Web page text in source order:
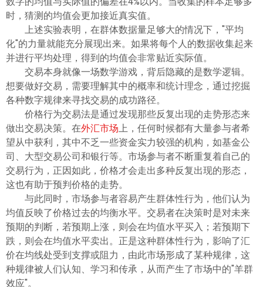
时，猜测的均值会更加接近真实值。
上述实验表明，在群体数据量足够大的情况下，"平均
化"的力量就能充分展现出来。如果将每个人的数据收集起来
并进行平均处理，得到的均值会非常贴近实际值。
交易本身就像一场数学游戏，背后隐藏的是数学逻辑。
想要做好交易，需要理解其中的概率和统计理念，通过挖掘
各种数字规律来寻找交易的成功路径。
价格行为交易法是通过发现那些反复出现的走势形态来
做出交易决策。在外汇市场上，任何时候都有大量参与者希
望从中获利，其中不乏一些资金实力较强的机构，如基金公
司、大型交易公司和银行等。市场参与者不断重复着自己的
交易行为，正因如此，价格才会走出多种反复出现的形态，
这也有助于预判价格的走势。
与此同时，市场参与者容易产生群体性行为，他们认为
均值反映了价格过去的均衡水平。交易者在决策时是对未来
预期的判断，若预期上涨，则会在均值水平买入；若预期下
跌，则会在均值水平卖出。正是这种群体性行为，影响了汇
价在均线处受到支撑或阻力，由此市场形成了某种规律，这
种规律被人们认知、学习和传承，从而产生了市场中的"羊群
效应"。